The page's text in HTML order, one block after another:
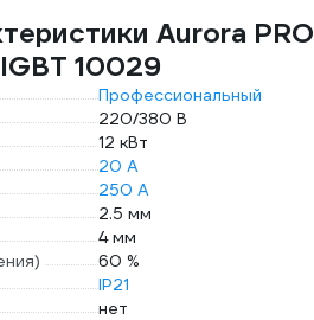
Aurora PRO
10029
Профессиональный
220/380 В
12 кВт
20 А
250 А
2.5 мм
4 мм
60 %
IP21
нет